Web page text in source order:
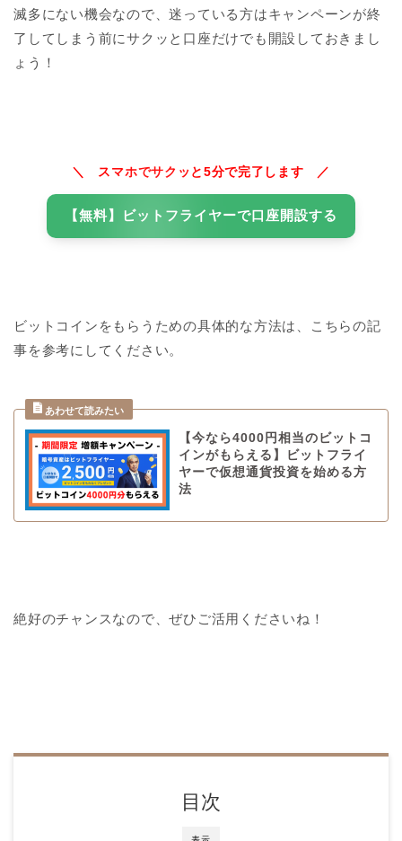
滅多にない機会なので、迷っている方はキャンペーンが終
了してしまう前にサクッと口座だけでも開設しておきまし
ょう！
＼ スマホでサクッと5分で完了します ／
【無料】ビットフライヤーで口座開設する
ビットコインをもらうための具体的な方法は、こちらの記
事を参考にしてください。
【今なら4000円相当のビットコ
インがもらえる】ビットフライ
ヤーで仮想通貨投資を始める方
法
絶好のチャンスなので、ぜひご活用くださいね！
目次